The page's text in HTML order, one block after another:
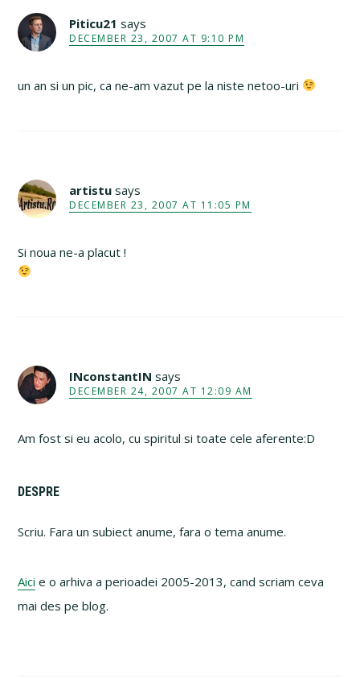
Piticu21 says
DECEMBER 23, 2007 AT 9:10 PM
un an si un pic, ca ne-am vazut pe la niste netoo-uri
artistu says
DECEMBER 23, 2007 AT 11:05 PM
Si noua ne-a placut !
INconstantIN says
DECEMBER 24, 2007 AT 12:09 AM
Am fost si eu acolo, cu spiritul si toate cele aferente:D
Primary
Sidebar
DESPRE
Scriu. Fara un subiect anume, fara o tema anume.
Aici e o arhiva a perioadei 2005-2013, cand scriam ceva
mai des pe blog.